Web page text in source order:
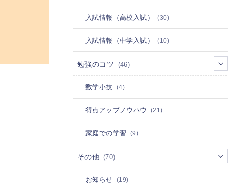
入試情報（高校入試） (30)
入試情報（中学入試） (10)
勉強のコツ (46)
数学小技 (4)
得点アップノウハウ (21)
家庭での学習 (9)
その他 (70)
お知らせ (19)